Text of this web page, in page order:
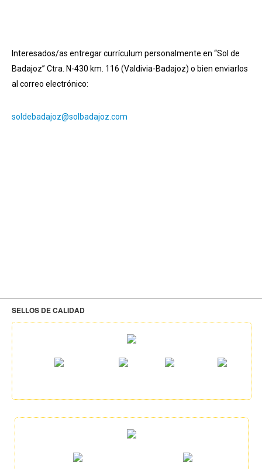
Interesados/as entregar currículum personalmente en “Sol de
Badajoz” Ctra. N-430 km. 116 (Valdivia-Badajoz) o bien enviarlos
al correo electrónico:
soldebadajoz@solbadajoz.com
SELLOS DE CALIDAD